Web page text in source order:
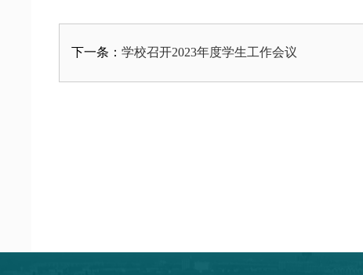
下一条：学校召开2023年度学生工作会议